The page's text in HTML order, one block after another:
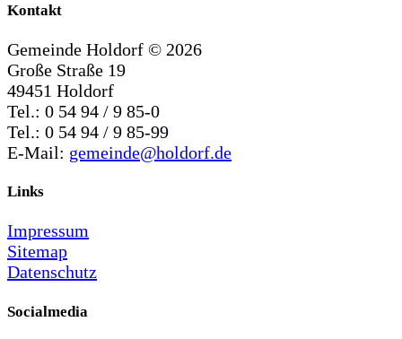
Kontakt
Gemeinde Holdorf © 2026
Große Straße 19
49451 Holdorf
Tel.: 0 54 94 / 9 85-0
Tel.: 0 54 94 / 9 85-99
E-Mail: gemeinde@holdorf.de
Links
Impressum
Sitemap
Datenschutz
Socialmedia